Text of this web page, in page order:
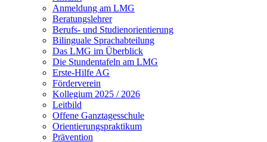
Anmeldung am LMG
Beratungslehrer
Berufs- und Studienorientierung
Bilinguale Sprachabteilung
Das LMG im Überblick
Die Stundentafeln am LMG
Erste-Hilfe AG
Förderverein
Kollegium 2025 / 2026
Leitbild
Offene Ganztagesschule
Orientierungspraktikum
Prävention